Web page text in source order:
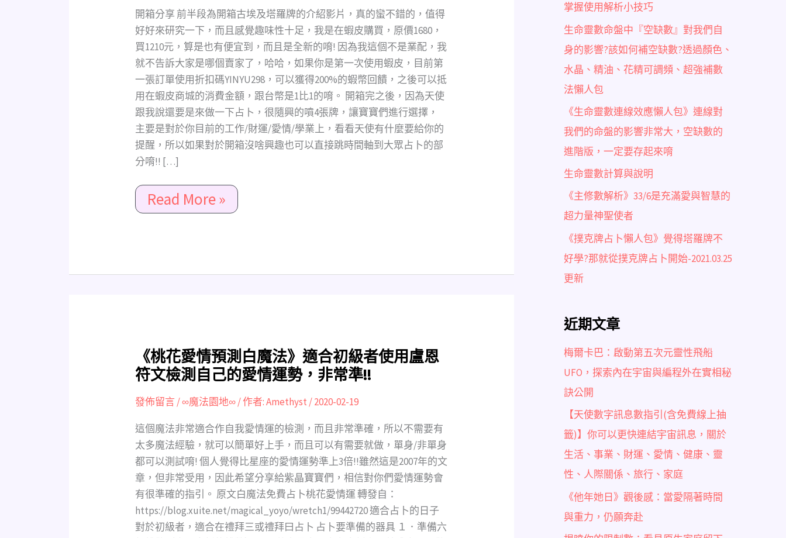
開箱分享 前半段為開箱古埃及塔羅牌的介紹影片，真的蠻不錯的，值得
好好來研究一下，而且感覺趣味性十足，我是在蝦皮購買，原價1680，
買1210元，算是也有便宜到，而且是全新的唷! 因為我這個不是業配，我
就不告訴大家是哪個賣家了，哈哈，如果你是第一次使用蝦皮，目前第
一張訂單使用折扣碼YINYU298，可以獲得200%的蝦幣回饋，之後可以抵
用在蝦皮商城的消費金額，跟台幣是1比1的唷。 開箱完之後，因為天使
跟我說還要是來做一下占卜，很隨興的噴4張牌，讓寶寶們進行選擇，
主要是對於你目前的工作/財運/愛情/學業上，看看天使有什麼要給你的
提醒，所以如果對於開箱沒啥興趣也可以直接跳時間軸到大眾占卜的部
分唷!! […]
要
給
你
的
天
使
訊
息
4
選
作/
財
學
Read More »
《桃花愛情預測白魔法》適合初級者使用盧恩
符文檢測自己的愛情運勢，非常準!!
發佈留言/∞魔法園地∞/ 作者:Amethyst /2020-02-19
這個魔法非常適合作自我愛情運的檢測，而且非常準確，所以不需要有
太多魔法經驗，就可以簡單好上手，而且可以有需要就做，單身/非單身
都可以測試唷! 個人覺得比星座的愛情運勢準上3倍!!雖然這是2007年的文
章，但非常受用，因此希望分享給紫晶寶寶們，相信對你們愛情運勢會
有很準確的指引。 原文白魔法免費占卜桃花愛情運 轉發自：
https://blog.xuite.net/magical_yoyo/wretch1/99442720 適合占卜的日子
對於初級者，適合在禮拜三或禮拜曰占卜 占卜要準備的器具 １．準備六
《桃
花
愛
情
預
測
白
魔
法》
適
合
初
掌握使用解析小技巧
生命靈數命盤中『空缺數』對我們自
身的影響?該如何補空缺數?透過顏色、
水晶、精油、花精可調頻、超強補數
法懶人包
《生命靈數連線效應懶人包》連線對
我們的命盤的影響非常大，空缺數的
進階版，一定要存起來唷
生命靈數計算與說明
《主修數解析》33/6是充滿愛與智慧的
超力量神聖使者
《撲克牌占卜懶人包》覺得塔羅牌不
好學?那就從撲克牌占卜開始-2021.03.25
更新
近期文章
梅爾卡巴：啟動第五次元靈性飛船
UFO，探索內在宇宙與編程外在實相秘
訣公開
【天使數字訊息數指引(含免費線上抽
籤)】你可以更快連結宇宙訊息，關於
生活、事業、財運、愛情、健康、靈
性、人際關係、旅行、家庭
《他年她日》觀後感：當愛隔著時間
與重力，仍願奔赴